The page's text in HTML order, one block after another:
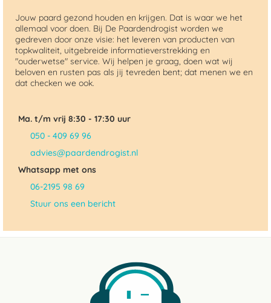
Jouw paard gezond houden en krijgen. Dat is waar we het
allemaal voor doen. Bij De Paardendrogist worden we
gedreven door onze visie: het leveren van producten van
topkwaliteit, uitgebreide informatieverstrekking en
"ouderwetse" service. Wij helpen je graag, doen wat wij
beloven en rusten pas als jij tevreden bent; dat menen we en
dat checken we ook.
Ma. t/m vrij 8:30 - 17:30 uur
050 - 409 69 96
advies@paardendrogist.nl
Whatsapp met ons
06-2195 98 69
Stuur ons een bericht